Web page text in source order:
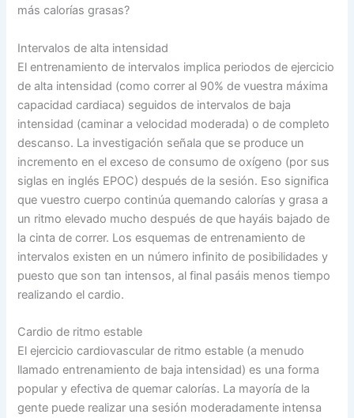
más calorías grasas?
Intervalos de alta intensidad
El entrenamiento de intervalos implica periodos de ejercicio
de alta intensidad (como correr al 90% de vuestra máxima
capacidad cardiaca) seguidos de intervalos de baja
intensidad (caminar a velocidad moderada) o de completo
descanso. La investigación señala que se produce un
incremento en el exceso de consumo de oxígeno (por sus
siglas en inglés EPOC) después de la sesión. Eso significa
que vuestro cuerpo continúa quemando calorías y grasa a
un ritmo elevado mucho después de que hayáis bajado de
la cinta de correr. Los esquemas de entrenamiento de
intervalos existen en un número infinito de posibilidades y
puesto que son tan intensos, al final pasáis menos tiempo
realizando el cardio.
Cardio de ritmo estable
El ejercicio cardiovascular de ritmo estable (a menudo
llamado entrenamiento de baja intensidad) es una forma
popular y efectiva de quemar calorías. La mayoría de la
gente puede realizar una sesión moderadamente intensa